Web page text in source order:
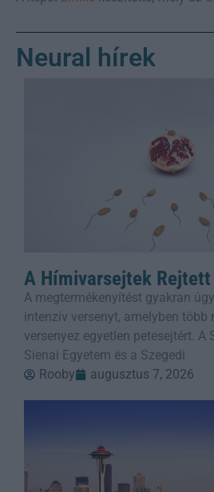
Neural hírek
A Hímivarsejtek Rejtett
A megtermékenyítést gyakran
intenzív versenyt, amelyben
versenyez egyetlen petesejtért. A
Sienai Egyetem és a Szegedi
Rooby
augusztus 7, 2026